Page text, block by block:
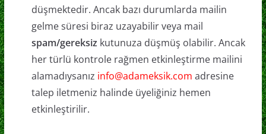
düşmektedir. Ancak bazı durumlarda mailin
gelme süresi biraz uzayabilir veya mail
spam/gereksiz kutunuza düşmüş olabilir. Ancak
her türlü kontrole rağmen etkinleştirme mailini
alamadıysanız info@adameksik.com adresine
talep iletmeniz halinde üyeliğiniz hemen
etkinleştirilir.